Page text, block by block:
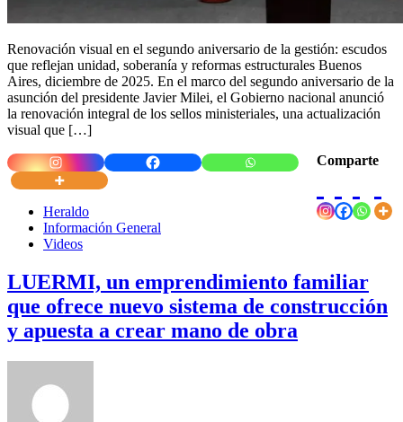
Renovación visual en el segundo aniversario de la gestión: escudos
que reflejan unidad, soberanía y reformas estructurales Buenos
Aires, diciembre de 2025. En el marco del segundo aniversario de la
asunción del presidente Javier Milei, el Gobierno nacional anunció
la renovación integral de los sellos ministeriales, una actualización
visual que […]
Comparte
Heraldo
Información General
Videos
LUERMI, un emprendimiento familiar
que ofrece nuevo sistema de construcción
y apuesta a crear mano de obra